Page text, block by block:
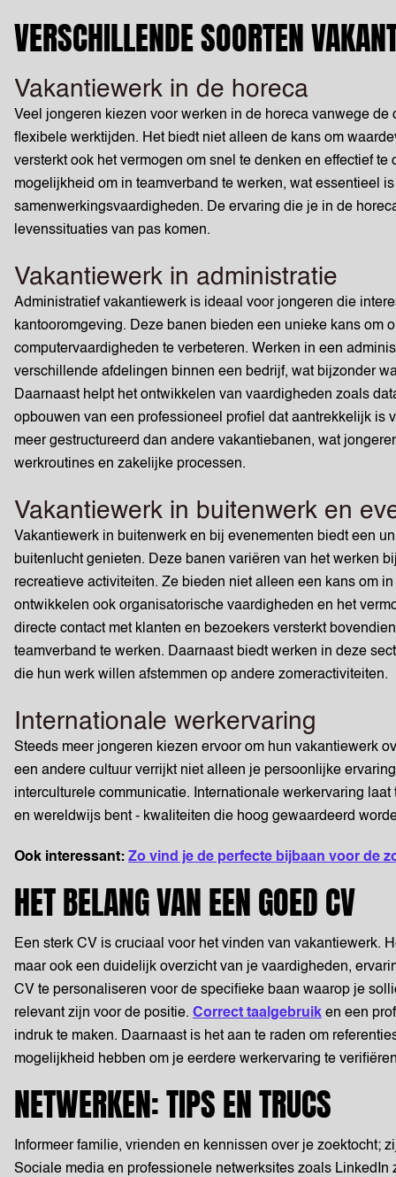
VERSCHILLENDE SOORTEN
Vakantiewerk in de horeca
Veel jongeren kiezen voor werken in de horeca vanwege
flexibele werktijden. Het biedt niet alleen de kans om
versterkt ook het vermogen om snel te denken en effectief
mogelijkheid om in teamverband te werken, wat essentieel
samenwerkingsvaardigheden. De ervaring die je in de
levenssituaties van pas komen.
Vakantiewerk in administratie
Administratief vakantiewerk is ideaal voor jongeren die
kantooromgeving. Deze banen bieden een unieke kans om
computervaardigheden te verbeteren. Werken in een
verschillende afdelingen binnen een bedrijf, wat bijzonder
Daarnaast helpt het ontwikkelen van vaardigheden zoals
opbouwen van een professioneel profiel dat aantrekkelijk is
meer gestructureerd dan andere vakantiebanen, wat
werkroutines en zakelijke processen.
Vakantiewerk in buitenwerk en
Vakantiewerk in buitenwerk en bij evenementen biedt een
buitenlucht genieten. Deze banen variëren van het werken
recreatieve activiteiten. Ze bieden niet alleen een kans om
ontwikkelen ook organisatorische vaardigheden en het
directe contact met klanten en bezoekers versterkt
teamverband te werken. Daarnaast biedt werken in deze
die hun werk willen afstemmen op andere zomeractiviteiten.
Internationale werkervaring
Steeds meer jongeren kiezen ervoor om hun vakantiewerk
een andere cultuur verrijkt niet alleen je persoonlijke
interculturele communicatie. Internationale werkervaring
en wereldwijs bent - kwaliteiten die hoog gewaardeerd
Ook interessant: Zo vind je de perfecte bijbaan voor de
HET BELANG VAN EEN GOED CV
Een sterk CV is cruciaal voor het vinden van vakantiewerk.
maar ook een duidelijk overzicht van je vaardigheden,
CV te personaliseren voor de specifieke baan waarop je
relevant zijn voor de positie. Correct taalgebruik en een
indruk te maken. Daarnaast is het aan te raden om
mogelijkheid hebben om je eerdere werkervaring te
NETWERKEN: TIPS EN TRUCS
Informeer familie, vrienden en kennissen over je zoektocht;
Sociale media en professionele netwerksites zoals